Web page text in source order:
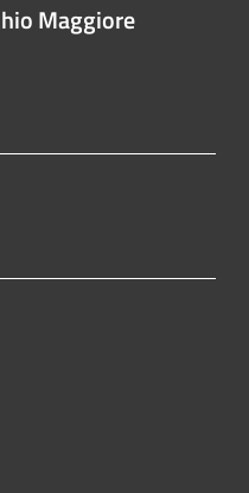
Maggiore